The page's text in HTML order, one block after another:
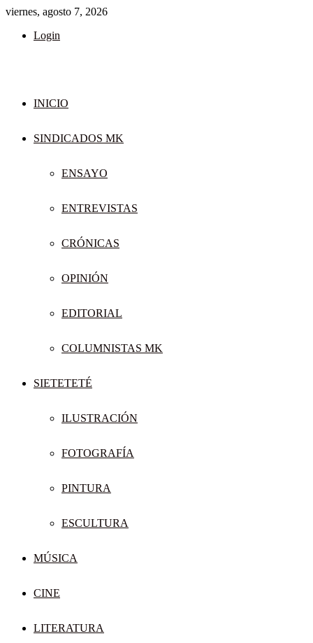
viernes, agosto 7, 2026
Login
INICIO
SINDICADOS MK
ENSAYO
ENTREVISTAS
CRÓNICAS
OPINIÓN
EDITORIAL
COLUMNISTAS MK
SIETETETÉ
ILUSTRACIÓN
FOTOGRAFÍA
PINTURA
ESCULTURA
MÚSICA
CINE
LITERATURA